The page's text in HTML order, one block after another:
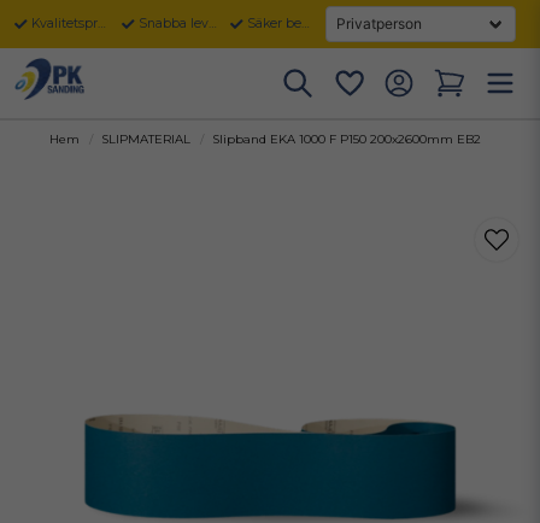
Kvalitetsprodukter Snabba leveranser Säker betalning
Hem SLIPMATERIAL Slipband EKA 1000 F P150 200x2600mm EB2